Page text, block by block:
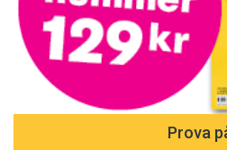
Prova